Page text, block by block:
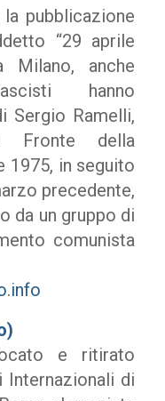
pubblicazione
“29 aprile
Milano, anche
hanno
Sergio Ramelli,
Fronte della
1975, in seguito
precedente,
da un gruppo di
comunista
e ritirato
Internazionali di